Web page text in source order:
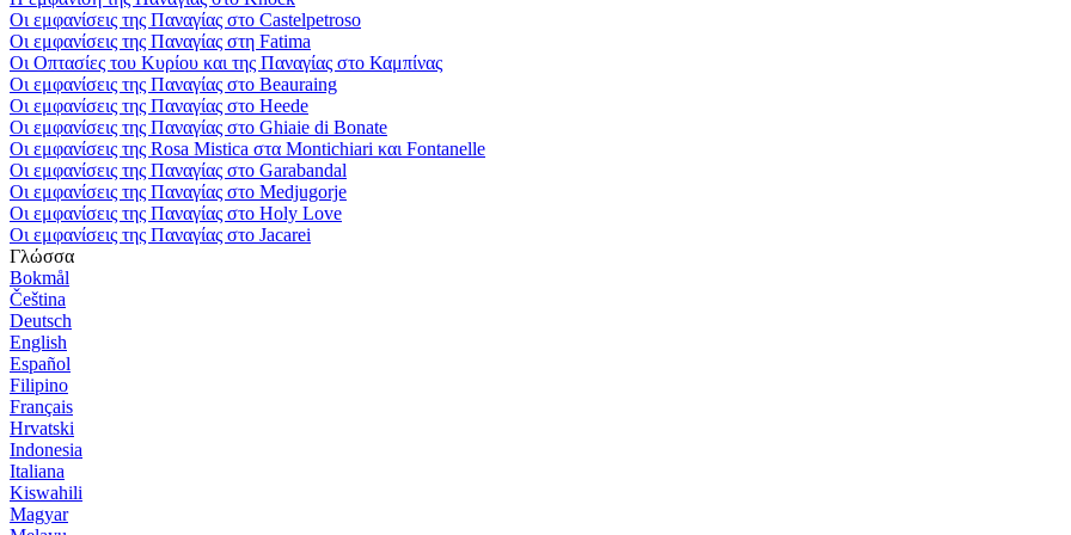
Οι εμφανίσεις της Παναγίας στο Castelpetroso
Οι εμφανίσεις της Παναγίας στη Fatima
Οι Οπτασίες του Κυρίου και της Παναγίας στο Καμπίνας
Οι εμφανίσεις της Παναγίας στο Beauraing
Οι εμφανίσεις της Παναγίας στο Heede
Οι εμφανίσεις της Παναγίας στο Ghiaie di Bonate
Οι εμφανίσεις της Rosa Mistica στα Montichiari και Fontanelle
Οι εμφανίσεις της Παναγίας στο Garabandal
Οι εμφανίσεις της Παναγίας στο Medjugorje
Οι εμφανίσεις της Παναγίας στο Holy Love
Οι εμφανίσεις της Παναγίας στο Jacarei
Γλώσσα
Bokmål
Čeština
Deutsch
English
Español
Filipino
Français
Hrvatski
Indonesia
Italiana
Kiswahili
Magyar